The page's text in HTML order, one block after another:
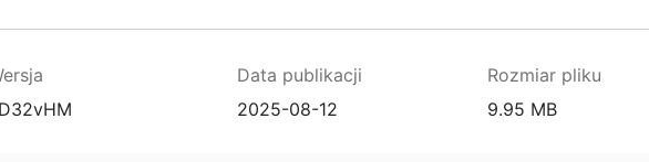
Data publikacji Rozmiar pliku
2025-08-12 9.95 MB